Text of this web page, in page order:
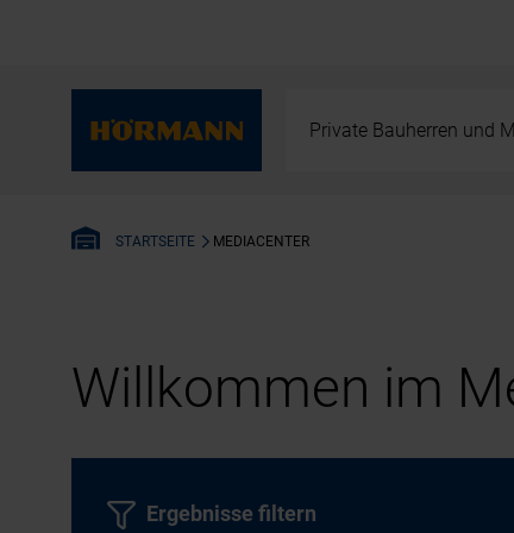
Private Bauherren und
STARTSEITE MEDIACENTER
Willkommen im
Ergebnisse filtern